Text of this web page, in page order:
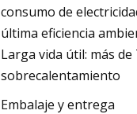
consumo de
última eficiencia
Larga vida útil: más
sobrecalentamiento
Embalaje y entrega